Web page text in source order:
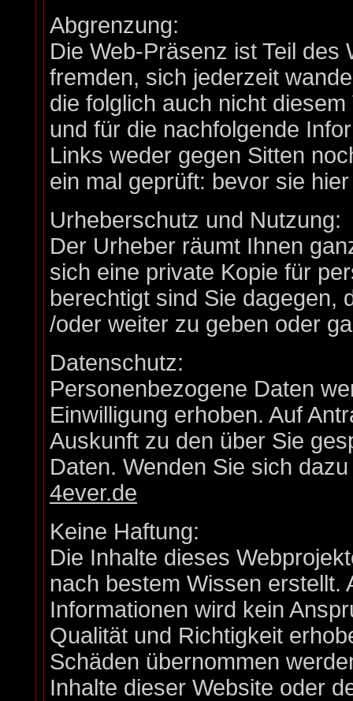
Abgrenzung:
Die Web-Präsenz ist Teil
fremden, sich jederzeit
die folglich auch nicht
und für die nachfolgende
Links weder gegen Sitten
ein mal geprüft: bevor sie
Urheberschutz und Nutzung:
Der Urheber räumt Ihnen
sich eine private Kopie für
berechtigt sind Sie dagegen,
/oder weiter zu geben oder
Datenschutz:
Personenbezogene Daten
Einwilligung erhoben. Auf
Auskunft zu den über Sie
Daten. Wenden Sie sich
4ever.de
Keine Haftung:
Die Inhalte dieses
nach bestem Wissen erstellt.
Informationen wird kein
Qualität und Richtigkeit
Schäden übernommen
Inhalte dieser Website oder